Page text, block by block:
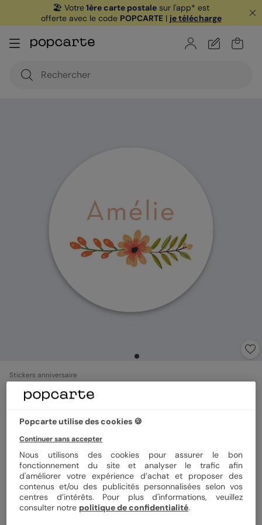
🏖️ Votre1ère carte postale sur l'app* est
offerte avec le code POPCARTE| je télécharge
Stickers anniversaire
Bouquet Printanier
Format
Quantité 8 stickers
Popcarte utilise des cookies 🍪
Continuer sans accepter
Nous utilisons des cookies pour assurer le bon
fonctionnement du site et analyser le trafic afin
d'améliorer votre expérience d’achat et proposer des
contenus et/ou des publicités personnalisées selon vos
centres d’intérêts. Pour plus d'informations, veuillez
consulter notre politique de confidentialité.